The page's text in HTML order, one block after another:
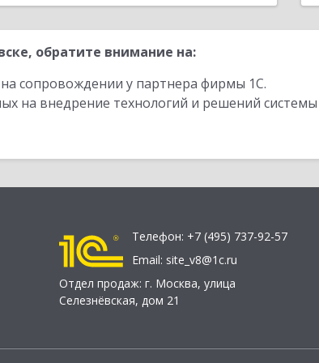
обратите внимание на:
сопровождении у партнера фирмы 1С.
на внедрение технологий и решений
Телефон: +7 (495) 737-92-57
Email: site_v8@1c.ru
Отдел продаж: г. Москва, улица
Селезнёвская, дом 21